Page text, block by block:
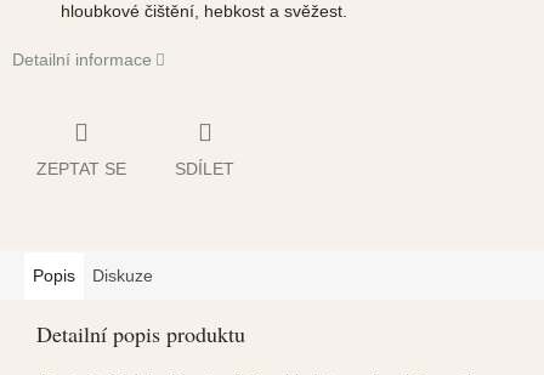
hloubkové čištění, hebkost a svěžest.
Detailní informace
ZEPTAT SE SDÍLET
Popis Diskuze
Detailní popis produktu